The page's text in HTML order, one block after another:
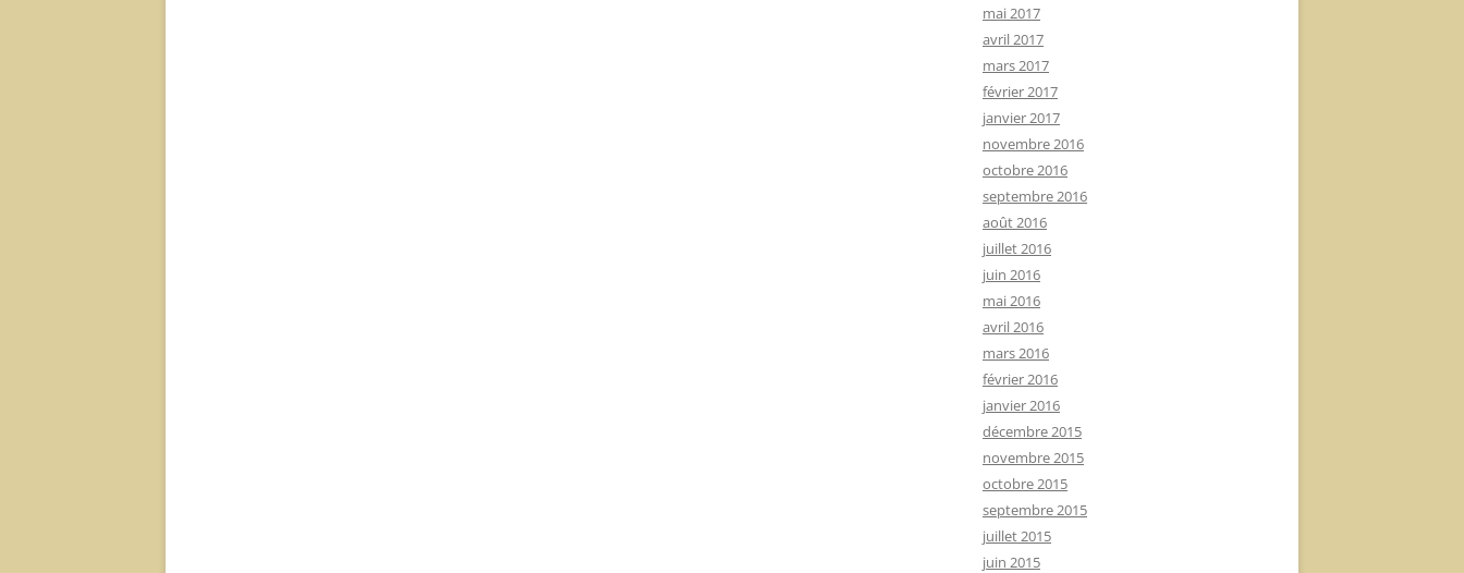
mai 2017
avril 2017
mars 2017
février 2017
janvier 2017
novembre 2016
octobre 2016
septembre 2016
août 2016
juillet 2016
juin 2016
mai 2016
avril 2016
mars 2016
février 2016
janvier 2016
décembre 2015
novembre 2015
octobre 2015
septembre 2015
juillet 2015
juin 2015